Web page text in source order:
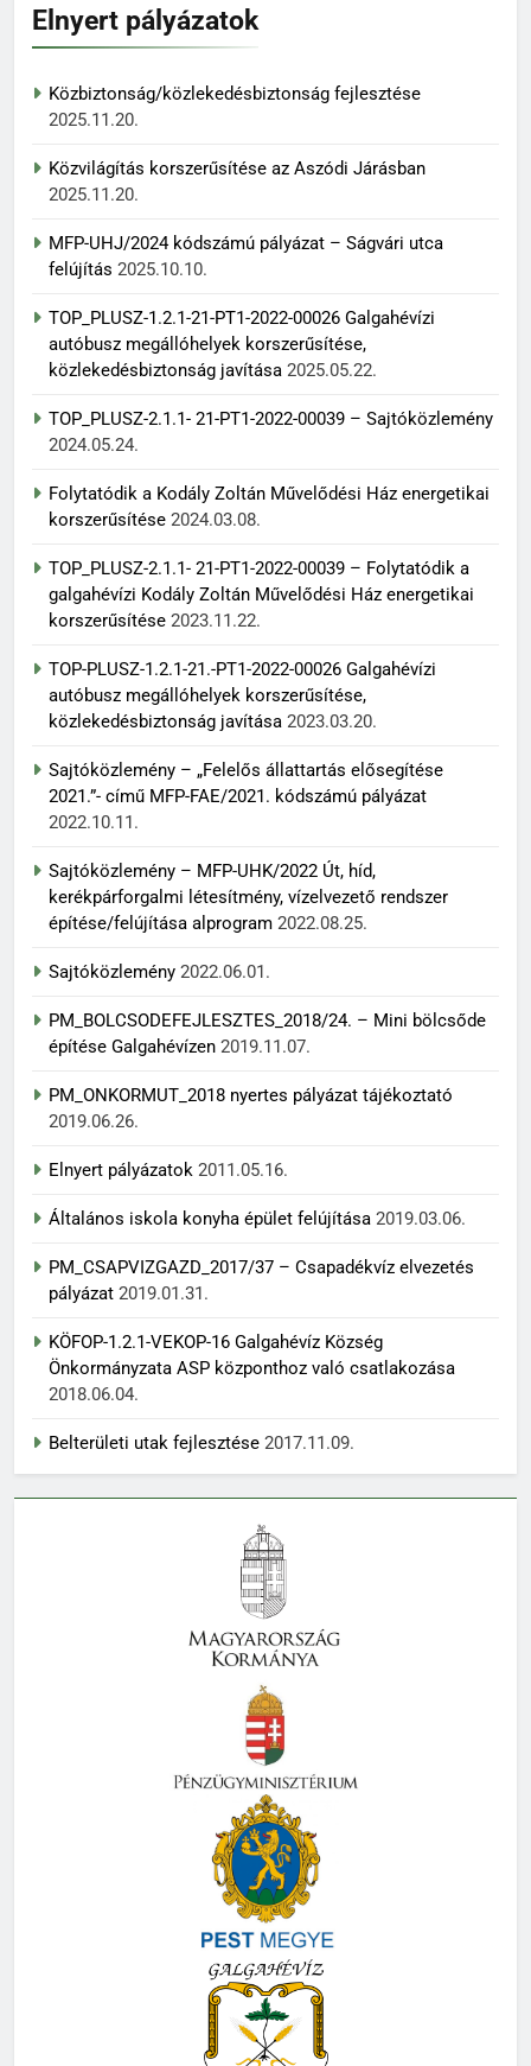
Elnyert pályázatok
Közbiztonság/közlekedésbiztonság fejlesztése
2025.11.20.
Közvilágítás korszerűsítése az Aszódi Járásban
2025.11.20.
MFP-UHJ/2024 kódszámú pályázat – Ságvári utca
felújítás 2025.10.10.
TOP_PLUSZ-1.2.1-21-PT1-2022-00026 Galgahévízi
autóbusz megállóhelyek korszerűsítése,
közlekedésbiztonság javítása 2025.05.22.
TOP_PLUSZ-2.1.1- 21-PT1-2022-00039 – Sajtóközlemény
2024.05.24.
Folytatódik a Kodály Zoltán Művelődési Ház energetikai
korszerűsítése 2024.03.08.
TOP_PLUSZ-2.1.1- 21-PT1-2022-00039 – Folytatódik a
galgahévízi Kodály Zoltán Művelődési Ház energetikai
korszerűsítése 2023.11.22.
TOP-PLUSZ-1.2.1-21.-PT1-2022-00026 Galgahévízi
autóbusz megállóhelyek korszerűsítése,
közlekedésbiztonság javítása 2023.03.20.
Sajtóközlemény – „Felelős állattartás elősegítése
2021.”- című MFP-FAE/2021. kódszámú pályázat
2022.10.11.
Sajtóközlemény – MFP-UHK/2022 Út, híd,
kerékpárforgalmi létesítmény, vízelvezető rendszer
építése/felújítása alprogram 2022.08.25.
Sajtóközlemény 2022.06.01.
PM_BOLCSODEFEJLESZTES_2018/24. – Mini bölcsőde
építése Galgahévízen 2019.11.07.
PM_ONKORMUT_2018 nyertes pályázat tájékoztató
2019.06.26.
Elnyert pályázatok 2011.05.16.
Általános iskola konyha épület felújítása 2019.03.06.
PM_CSAPVIZGAZD_2017/37 – Csapadékvíz elvezetés
pályázat 2019.01.31.
KÖFOP-1.2.1-VEKOP-16 Galgahévíz Község
Önkormányzata ASP központhoz való csatlakozása
2018.06.04.
Belterületi utak fejlesztése 2017.11.09.